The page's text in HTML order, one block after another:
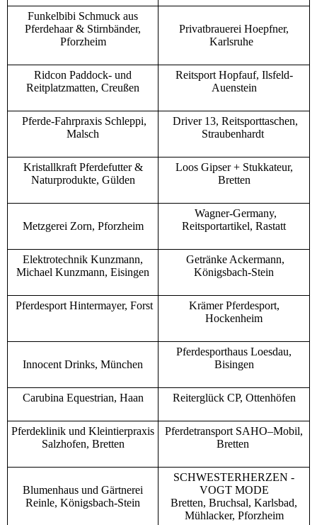
Funkelbibi Schmuck aus
Pferdehaar & Stirnbänder,
Pforzheim
Privatbrauerei Hoepfner,
Karlsruhe
Ridcon Paddock- und
Reitplatzmatten, Creußen
Reitsport Hopfauf, Ilsfeld-
Auenstein
Pferde-Fahrpraxis Schleppi,
Malsch
Driver 13, Reitsporttaschen,
Straubenhardt
Kristallkraft Pferdefutter &
Naturprodukte, Gülden
Loos Gipser + Stukkateur,
Bretten
Metzgerei Zorn, Pforzheim
Wagner-Germany,
Reitsportartikel, Rastatt
Elektrotechnik Kunzmann,
Michael Kunzmann, Eisingen
Getränke Ackermann,
Königsbach-Stein
Pferdesport Hintermayer, Forst
Krämer Pferdesport,
Hockenheim
Innocent Drinks, München
Pferdesporthaus Loesdau,
Bisingen
Carubina Equestrian, Haan Reiterglück CP, Ottenhöfen
Pferdeklinik und Kleintierpraxis
Salzhofen, Bretten
Pferdetransport SAHO–Mobil,
Bretten
Blumenhaus und Gärtnerei
Reinle, Königsbach-Stein
SCHWESTERHERZEN -
VOGT MODE
Bretten, Bruchsal, Karlsbad,
Mühlacker, Pforzheim